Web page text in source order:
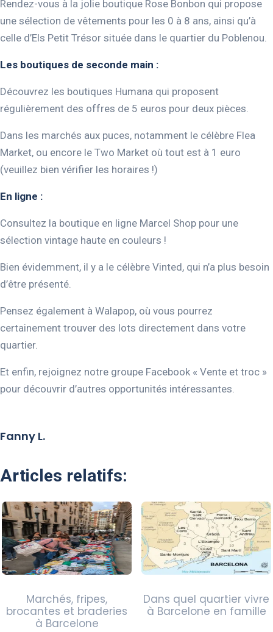
Rendez-vous à la jolie boutique Rose Bonbon qui propose
une sélection de vêtements pour les 0 à 8 ans, ainsi qu’à
celle d’Els Petit Trésor située dans le quartier du Poblenou.
Les boutiques de seconde main :
Découvrez les boutiques Humana qui proposent
régulièrement des offres de 5 euros pour deux pièces.
Dans les marchés aux puces, notamment le célèbre Flea
Market, ou encore le Two Market où tout est à 1 euro
(veuillez bien vérifier les horaires !)
En ligne :
Consultez la boutique en ligne Marcel Shop pour une
sélection vintage haute en couleurs !
Bien évidemment, il y a le célèbre Vinted, qui n’a plus besoin
d’être présenté.
Pensez également à Walapop, où vous pourrez
certainement trouver des lots directement dans votre
quartier.
Et enfin, rejoignez notre groupe Facebook « Vente et troc »
pour découvrir d’autres opportunités intéressantes.
Fanny L.
Articles relatifs:
Marchés, fripes,
brocantes et braderies
à Barcelone
Dans quel quartier vivre
à Barcelone en famille